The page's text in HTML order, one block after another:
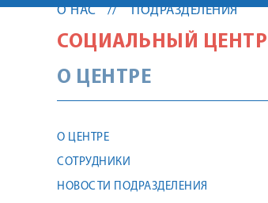
О НАС ПОДРАЗДЕЛЕНИЯ
СОЦИАЛЬНЫЙ ЦЕНТР
О ЦЕНТРЕ
О ЦЕНТРЕ
СОТРУДНИКИ
НОВОСТИ ПОДРАЗДЕЛЕНИЯ